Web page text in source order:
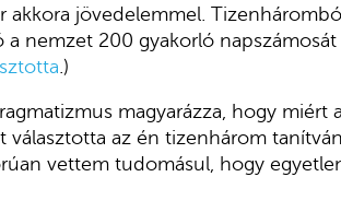
akkora jövedelemmel.
a nemzet 200 gyakorló
.)
magyarázza, hogy miért
választotta az én tizenhárom
vettem tudomásul, hogy